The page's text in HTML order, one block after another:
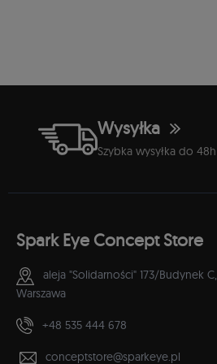
Wysyłka
Szybka wysyłka do 48h
Spark Eye Concept Store
aleja "Solidarności" 173/Budynek C,
Warszawa
+48 535 444 678
conceptstore@sparkeye.pl